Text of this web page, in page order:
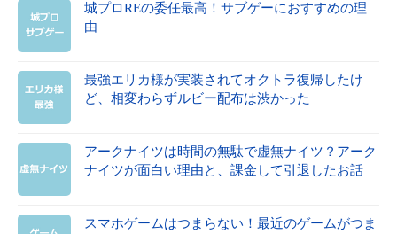
城プロREの委任最高！サブゲーにおすすめの理
由
最強エリカ様が実装されてオクトラ復帰したけ
ど、相変わらずルビー配布は渋かった
アークナイツは時間の無駄で虚無ナイツ？アーク
ナイツが面白い理由と、課金して引退したお話
スマホゲームはつまらない！最近のゲームがつま